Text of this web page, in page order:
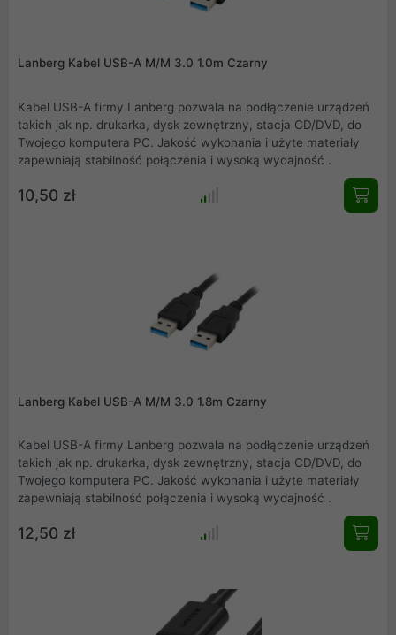
Lanberg Kabel USB-A M/M 3.0 1.0m Czarny
Kabel USB-A firmy Lanberg pozwala na podłączenie urządzeń
takich jak np. drukarka, dysk zewnętrzny, stacja CD/DVD, do
Twojego komputera PC. Jakość wykonania i użyte materiały
zapewniają stabilność połączenia i wysoką wydajność .
10,50 zł
Lanberg Kabel USB-A M/M 3.0 1.8m Czarny
Kabel USB-A firmy Lanberg pozwala na podłączenie urządzeń
takich jak np. drukarka, dysk zewnętrzny, stacja CD/DVD, do
Twojego komputera PC. Jakość wykonania i użyte materiały
zapewniają stabilność połączenia i wysoką wydajność .
12,50 zł